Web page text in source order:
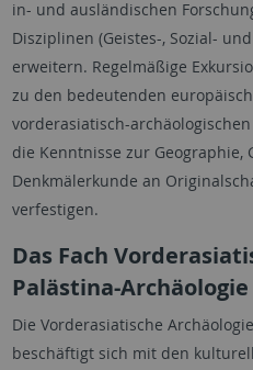
in- und ausländischen
Disziplinen (Geistes-, Sozial-
erweitern. Regelmäßige
zu den bedeutenden
vorderasiatisch-
die Kenntnisse zur Geographie,
Denkmälerkunde an
verfestigen.
Das Fach
Palästina-Archäologie
Die Vorderasiatische
beschäftigt sich mit den